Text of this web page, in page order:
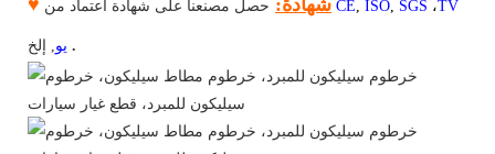
حصل مصنعنا على شهادة اعتماد من CE ISO SGS ،TV
يو إلخ .